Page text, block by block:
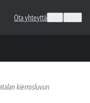
Ota yhteyttä
kierrosluvun